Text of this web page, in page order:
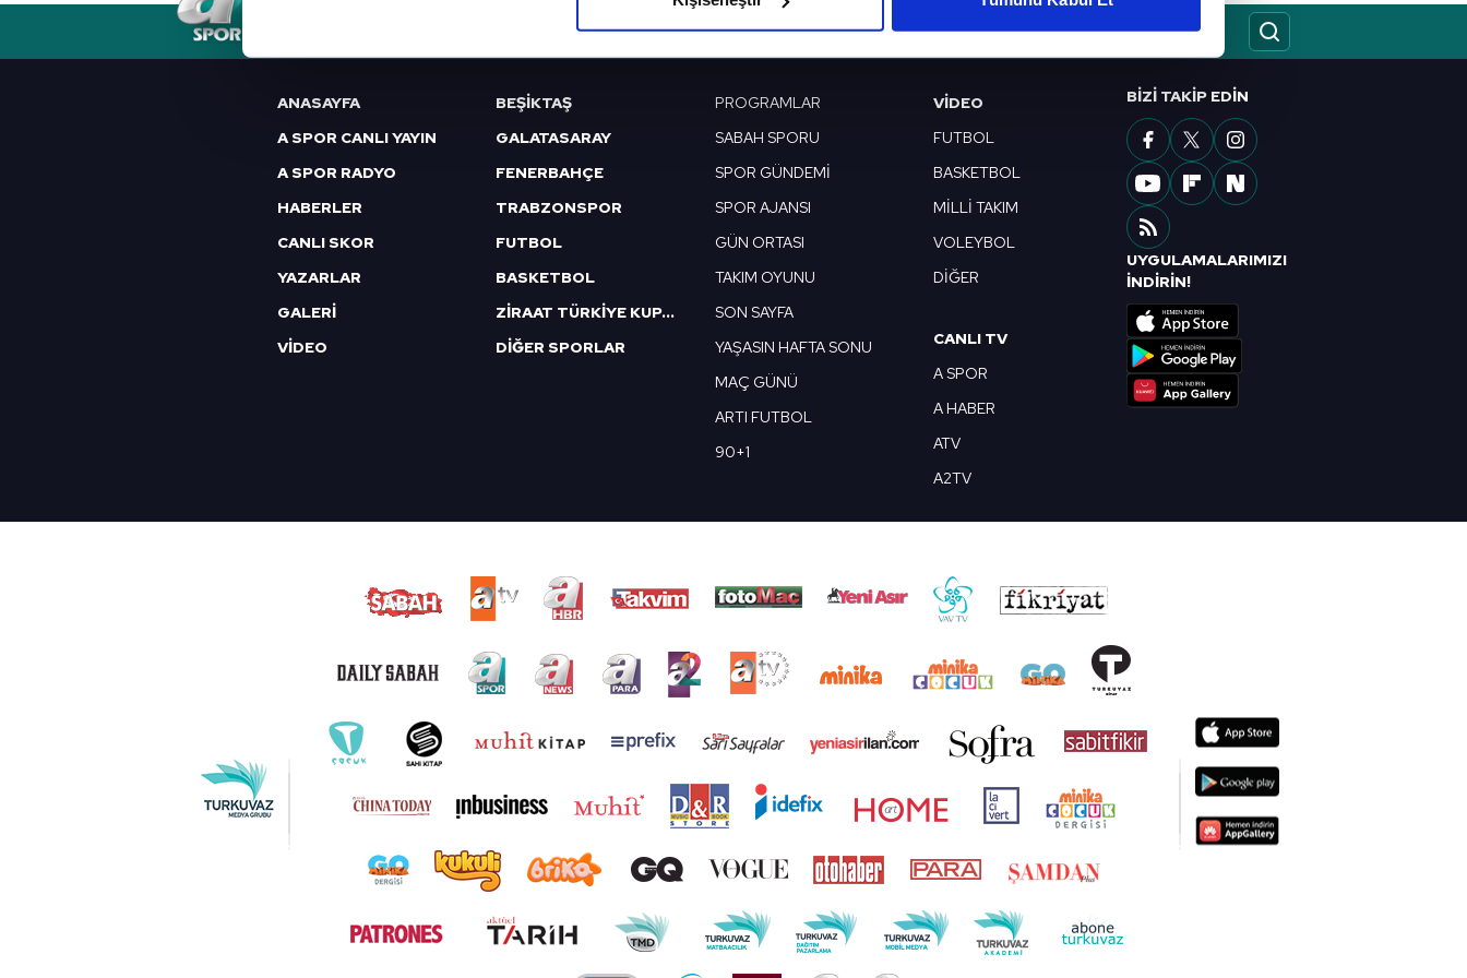
Her halükârda, kullanıcılar, bu çerezlere izin vermedikleri takdirde, kullanıcılara hedefli reklamlar gösterilmeyecektir."
Sizlere daha iyi bir hizmet sunabilmek için İnternet Sitemizde kendimize ve üçüncü kişilere ait çerezler kullanılmaktadır. Bu
çerezler vasıtasıyla çeşitli kişisel verileriniz işlenmekte olup gerekli olan çerezler bilgi toplumu hizmetlerinin sunulması
amacıyla kullanılmaktadır. Diğer çerezler, sitemizin daha işlevsel kılınması ve kişiselleştirilmesi ve sizlere yönelik
reklam/pazarlama faaliyetlerinin yapılması, amaçlarıyla sınırlı olarak açık rızanız dahilinde kullanılacaktır.
Çerezlere ilişkin tercihlerinizi aşağıda yer alan panel vasıtasıyla belirleyebilirsiniz. Çerezlere ilişkin detaylı bilgi için Ayarlar
butonuna tıklayabilir,
Çerez Bilgilendirme Metnimizi ziyaret edebilirsiniz.
6698 sayılı Kişisel Verilerin Korunması Kanunu uyarınca hazırlanmış Aydınlatma Metnimizi okumak ve sitemizde ilgili
mevzuata uygun olarak kullanılan çerezlerle ilgili bilgi almak için lütfentıklayınız
VERI POLITIKASIGIZLILIK BILDIRIMIKÜNYE / İLETIŞIM
ANASAYFA
A SPOR CANLI YAYIN
A SPOR RADYO
HABERLER
CANLI SKOR
YAZARLAR
GALERİ
VİDEO
BEŞİKTAŞ
GALATASARAY
FENERBAHÇE
TRABZONSPOR
FUTBOL
BASKETBOL
ZİRAAT TÜRKİYE KUPASI
DİĞER SPORLAR
PROGRAMLAR
SABAH SPORU
SPOR GÜNDEMİ
SPOR AJANSI
GÜN ORTASI
TAKIM OYUNU
SON SAYFA
YAŞASIN HAFTA SONU
MAÇ GÜNÜ
ARTI FUTBOL
90+1
VIDEO
FUTBOL
BASKETBOL
MİLLİ TAKIM
VOLEYBOL
DİĞER
CANLI TV
A SPOR
A HABER
ATV
A2TV
BIZI TAKIP EDIN
UYGULAMALARIMIZI
İNDİRİN!